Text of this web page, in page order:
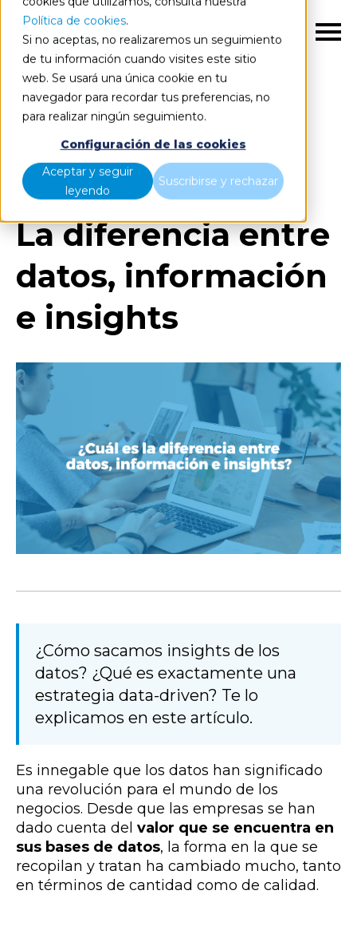
Política de cookies.
Si no aceptas, no realizaremos un seguimiento
de tu información cuando visites este sitio
web. Se usará una única cookie en tu
navegador para recordar tus preferencias, no
para realizar ningún seguimiento.
Configuración de las cookies
Aceptar y seguir
leyendo
Suscribirse y rechazar
ES
La diferencia entre datos, información e insights
La diferencia entre
datos, información
e insights
¿Cómo sacamos insights de los
datos? ¿Qué es exactamente una
estrategia data-driven? Te lo
explicamos en este artículo.
Es innegable que los datos han significado
una revolución para el mundo de los
negocios. Desde que las empresas se han
dado cuenta del valor que se encuentra en
sus bases de datos, la forma en la que se
recopilan y tratan ha cambiado mucho, tanto
en términos de cantidad como de calidad.